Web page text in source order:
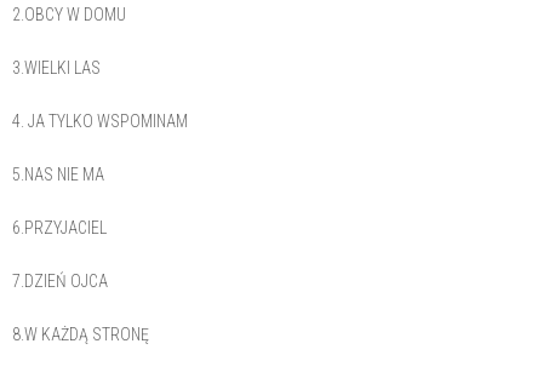
2.OBCY W DOMU
3.WIELKI LAS
4. JA TYLKO WSPOMINAM
5.NAS NIE MA
6.PRZYJACIEL
7.DZIEŃ OJCA
8.W KAŻDĄ STRONĘ